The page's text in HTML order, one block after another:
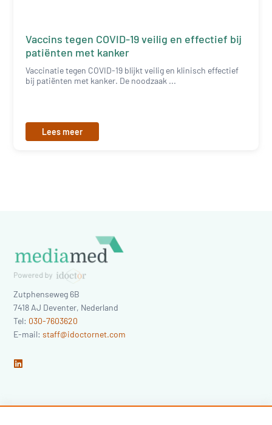
Vaccins tegen COVID-19 veilig en effectief bij
patiënten met kanker
Vaccinatie tegen COVID-19 blijkt veilig en klinisch effectief
bij patiënten met kanker. De noodzaak ...
Lees meer
Zutphenseweg 6B
7418 AJ Deventer, Nederland
Tel: 030-7603620
E-mail:staff@idoctornet.com